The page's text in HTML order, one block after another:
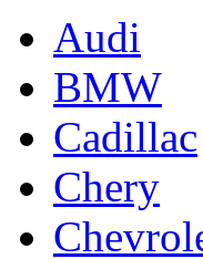
Audi
BMW
Cadillac
Chery